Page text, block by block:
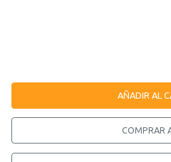
AÑADIR AL
COMPRAR